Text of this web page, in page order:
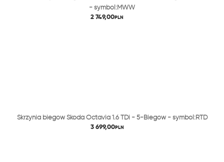
- symbol:MWW
2 749,00PLN
Skrzynia biegów Skoda Octavia 1.6 TDi - 5-Biegów - symbol:RTD
3 699,00PLN